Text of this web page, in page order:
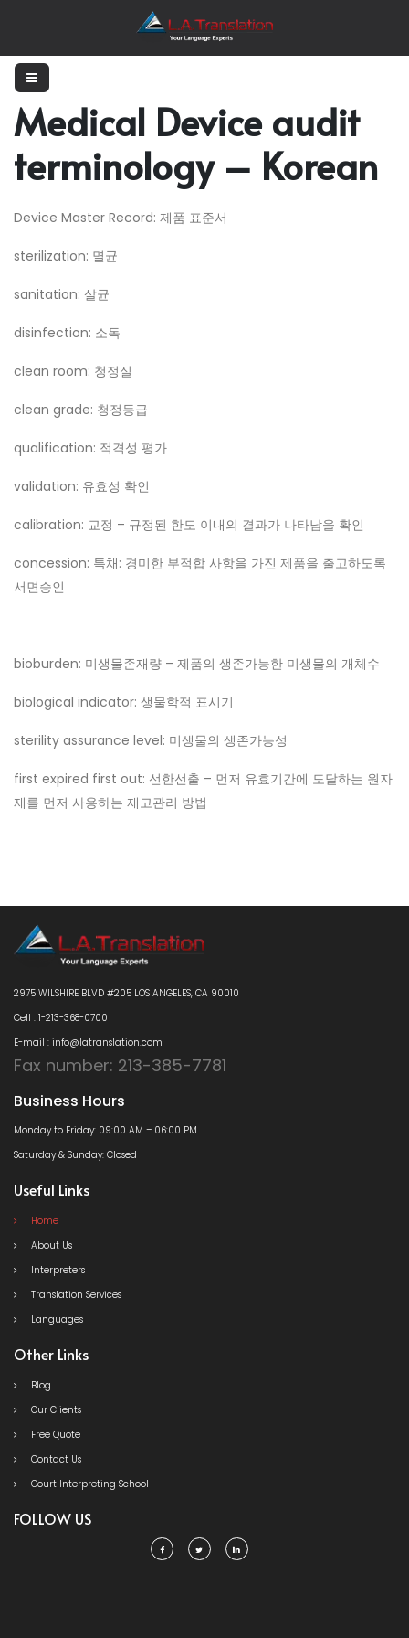
Medical Device audit
terminology – Korean
Device Master Record: 제품 표준서
sterilization: 멸균
sanitation: 살균
disinfection: 소독
clean room: 청정실
clean grade: 청정등급
qualification: 적격성 평가
validation: 유효성 확인
calibration: 교정 – 규정된 한도 이내의 결과가 나타남을 확인
concession: 특채: 경미한 부적합 사항을 가진 제품을 출고하도록
서면승인
bioburden: 미생물존재량 – 제품의 생존가능한 미생물의 개체수
biological indicator: 생물학적 표시기
sterility assurance level: 미생물의 생존가능성
first expired first out: 선한선출 – 먼저 유효기간에 도달하는 원자
재를 먼저 사용하는 재고관리 방법
2975 WILSHIRE BLVD #205 LOS ANGELES, CA 90010
Cell : 1-213-368-0700
E-mail : info@latranslation.com
Fax number: 213-385-7781
Business Hours
Monday to Friday: 09:00 AM – 06:00 PM
Saturday & Sunday: Closed
Useful Links
Home
About Us
Interpreters
Translation Services
Languages
Other Links
Blog
Our Clients
Free Quote
Contact Us
Court Interpreting School
FOLLOW US